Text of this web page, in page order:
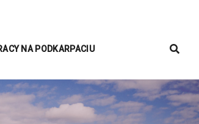
NA PODKARPACIU